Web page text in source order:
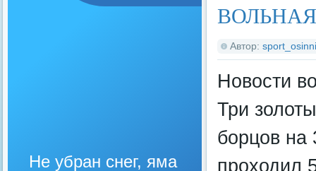
Автор:
Новости
Три
борцов на
проходил
Не убран снег, яма